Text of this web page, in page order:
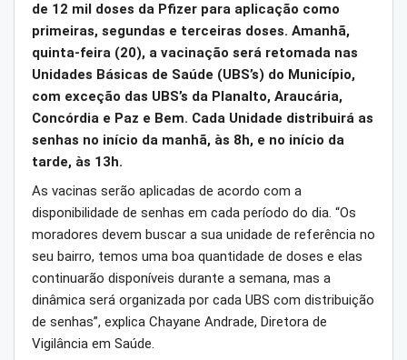
de 12 mil doses da Pfizer para aplicação como
primeiras, segundas e terceiras doses. Amanhã,
quinta-feira (20), a vacinação será retomada nas
Unidades Básicas de Saúde (UBS’s) do Município,
com exceção das UBS’s da Planalto, Araucária,
Concórdia e Paz e Bem. Cada Unidade distribuirá as
senhas no início da manhã, às 8h, e no início da
tarde, às 13h.
As vacinas serão aplicadas de acordo com a
disponibilidade de senhas em cada período do dia. “Os
moradores devem buscar a sua unidade de referência no
seu bairro, temos uma boa quantidade de doses e elas
continuarão disponíveis durante a semana, mas a
dinâmica será organizada por cada UBS com distribuição
de senhas”, explica Chayane Andrade, Diretora de
Vigilância em Saúde.